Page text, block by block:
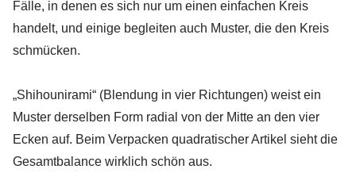
Fälle, in denen es sich nur um einen einfachen Kreis
handelt, und einige begleiten auch Muster, die den Kreis
schmücken.
„Shihounirami“ (Blendung in vier Richtungen) weist ein
Muster derselben Form radial von der Mitte an den vier
Ecken auf. Beim Verpacken quadratischer Artikel sieht die
Gesamtbalance wirklich schön aus.